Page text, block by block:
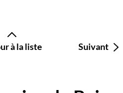
à la liste Suivant